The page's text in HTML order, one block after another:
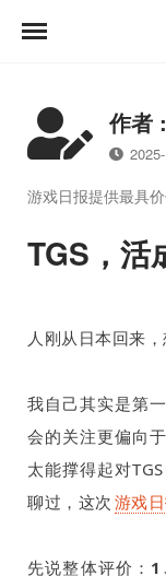
作者
游戏日报提供最具价
TGS，活
人刚从日本回来
我自己其实是第
会的关注更偏向
太能撑得起对TGS
聊过，这次 游戏
先说整体评价： 1